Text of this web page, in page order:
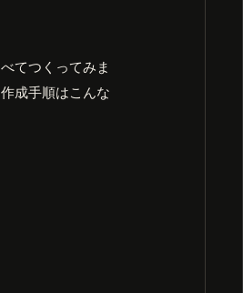
てつくってみま
成手順はこんな